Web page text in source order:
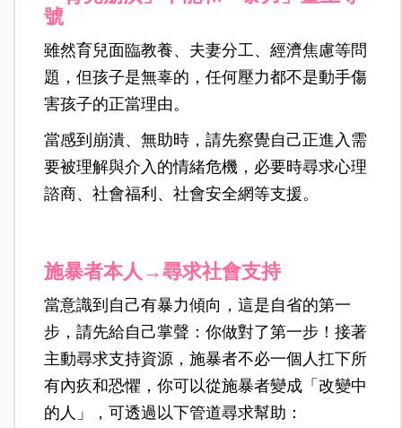
號
雖然育兒面臨教養、夫妻分工、經濟焦慮等問
題，但孩子是無辜的，任何壓力都不是動手傷
害孩子的正當理由。
當感到崩潰、無助時，請先察覺自己正進入需
要被理解與介入的情緒危機，必要時尋求心理
諮商、社會福利、社會安全網等支援。
施暴者本人→尋求社會支持
當意識到自己有暴力傾向，這是自省的第一
步，請先給自己掌聲：你做對了第一步！接著
主動尋求支持資源，施暴者不必一個人扛下所
有內疚和恐懼，你可以從施暴者變成「改變中
的人」，可透過以下管道尋求幫助：